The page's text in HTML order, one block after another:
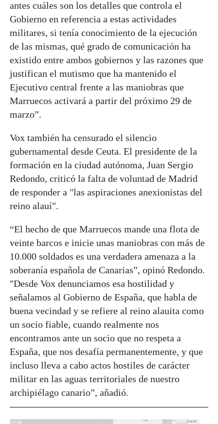
antes cuáles son los detalles que controla el
Gobierno en referencia a estas actividades
militares, si tenía conocimiento de la ejecución
de las mismas, qué grado de comunicación ha
existido entre ambos gobiernos y las razones que
justifican el mutismo que ha mantenido el
Ejecutivo central frente a las maniobras que
Marruecos activará a partir del próximo 29 de
marzo”.
Vox también ha censurado el silencio
gubernamental desde Ceuta. El presidente de la
formación en la ciudad autónoma, Juan Sergio
Redondo, criticó la falta de voluntad de Madrid
de responder a "las aspiraciones anexionistas del
reino alauí".
“El hecho de que Marruecos mande una flota de
veinte barcos e inicie unas maniobras con más de
10.000 soldados es una verdadera amenaza a la
soberanía española de Canarias”, opinó Redondo.
"Desde Vox denunciamos esa hostilidad y
señalamos al Gobierno de España, que habla de
buena vecindad y se refiere al reino alauita como
un socio fiable, cuando realmente nos
encontramos ante un socio que no respeta a
España, que nos desafía permanentemente, y que
incluso lleva a cabo actos hostiles de carácter
militar en las aguas territoriales de nuestro
archipiélago canario”, añadió.